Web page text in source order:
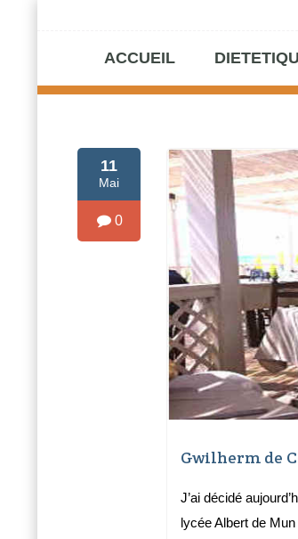
ACCUEIL
11
Mai
0
Gwilherm de
J’ai décidé
lycée Albert de